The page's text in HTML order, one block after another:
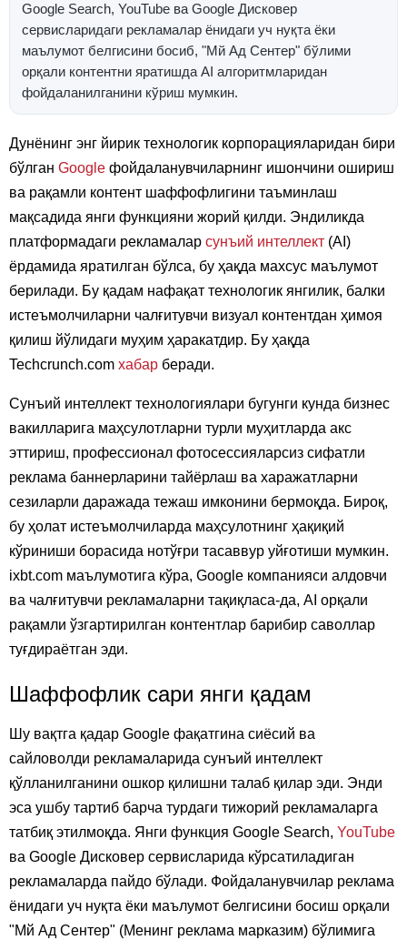
Google Search, YouTube ва Google Дисковер
сервисларидаги рекламалар ёнидаги уч нуқта ёки
маълумот белгисини босиб, "Мй Ад Сентер" бўлими
орқали контентни яратишда AI алгоритмларидан
фойдаланилганини кўриш мумкин.
Дунёнинг энг йирик технологик корпорацияларидан бири
бўлган Google фойдаланувчиларнинг ишончини ошириш
ва рақамли контент шаффофлигини таъминлаш
мақсадида янги функцияни жорий қилди. Эндиликда
платформадаги рекламалар сунъий интеллект (AI)
ёрдамида яратилган бўлса, бу ҳақда махсус маълумот
берилади. Бу қадам нафақат технологик янгилик, балки
истеъмолчиларни чалғитувчи визуал контентдан ҳимоя
қилиш йўлидаги муҳим ҳаракатдир. Бу ҳақда
Techcrunch.com хабар беради.
Сунъий интеллект технологиялари бугунги кунда бизнес
вакилларига маҳсулотларни турли муҳитларда акс
эттириш, профессионал фотосессияларсиз сифатли
реклама баннерларини тайёрлаш ва харажатларни
сезиларли даражада тежаш имконини бермоқда. Бироқ,
бу ҳолат истеъмолчиларда маҳсулотнинг ҳақиқий
кўриниши борасида нотўғри тасаввур уйғотиши мумкин.
ixbt.com маълумотига кўра, Google компанияси алдовчи
ва чалғитувчи рекламаларни тақиқласа-да, AI орқали
рақамли ўзгартирилган контентлар барибир саволлар
туғдираётган эди.
Шаффофлик сари янги қадам
Шу вақтга қадар Google фақатгина сиёсий ва
сайловолди рекламаларида сунъий интеллект
қўлланилганини ошкор қилишни талаб қилар эди. Энди
эса ушбу тартиб барча турдаги тижорий рекламаларга
татбиқ этилмоқда. Янги функция Google Search, YouTube
ва Google Дисковер сервисларида кўрсатиладиган
рекламаларда пайдо бўлади. Фойдаланувчилар реклама
ёнидаги уч нуқта ёки маълумот белгисини босиш орқали
"Мй Ад Сентер" (Менинг реклама марказим) бўлимига